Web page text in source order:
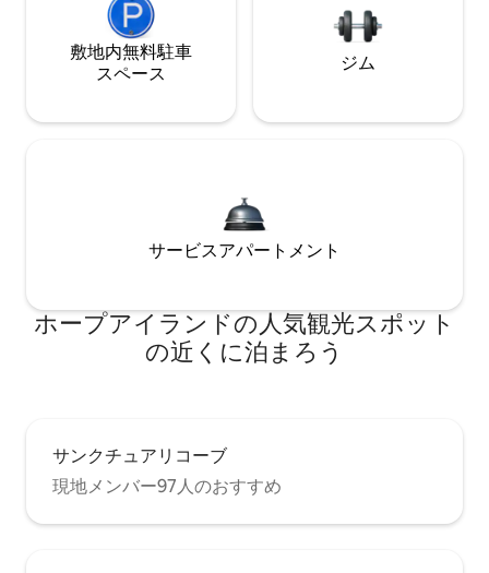
敷地内無料駐⁠車
ス⁠ペ⁠ー⁠ス
ジム
サービスアパートメント
ホープアイランドの人気観光スポット
の近くに泊まろう
サンクチュアリコーブ
現地メンバー97人のおすすめ